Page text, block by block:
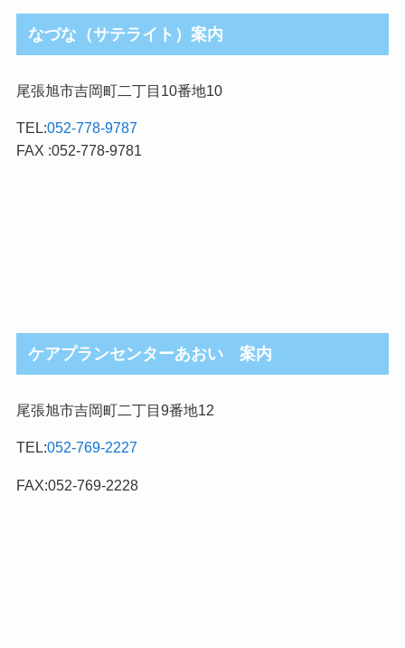
なづな（サテライト）案内
尾張旭市吉岡町二丁目10番地10
TEL:052-778-9787
FAX :052-778-9781
ケアプランセンターあおい 案内
尾張旭市吉岡町二丁目9番地12
TEL:052-769-2227
FAX:052-769-2228